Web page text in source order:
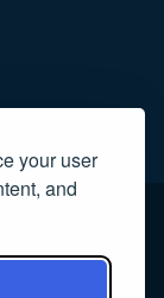
your user
and